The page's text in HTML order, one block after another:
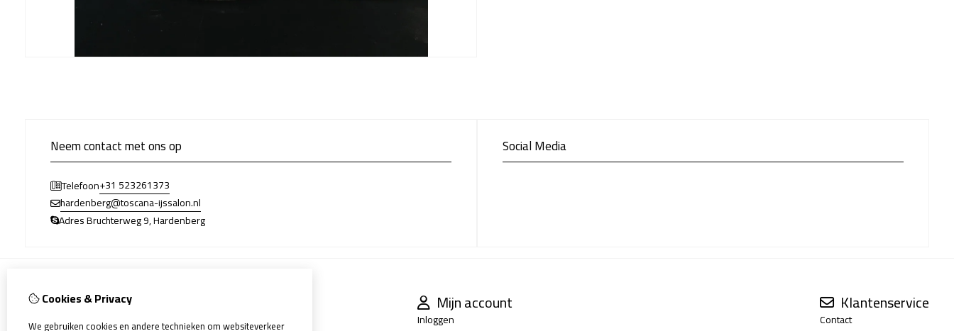
Neem contact met ons op
Telefoon+31 523261373
hardenberg@toscana-ijssalon.nl
Adres Bruchterweg 9, Hardenberg
Social Media
Informatie
Allergenen
Mijn account
Inloggen
Klantenservice
Contact
Cookies & Privacy
We gebruiken cookies en andere technieken om websiteverkeer